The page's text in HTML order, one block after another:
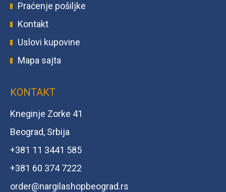
Praćenje pošiljke
Kontakt
Uslovi kupovine
Mapa sajta
KONTAKT
Kneginje Zorke 41
Beograd, Srbija
+381 11 3441 585
+381 60 374 7222
order@nargilashopbeograd.rs